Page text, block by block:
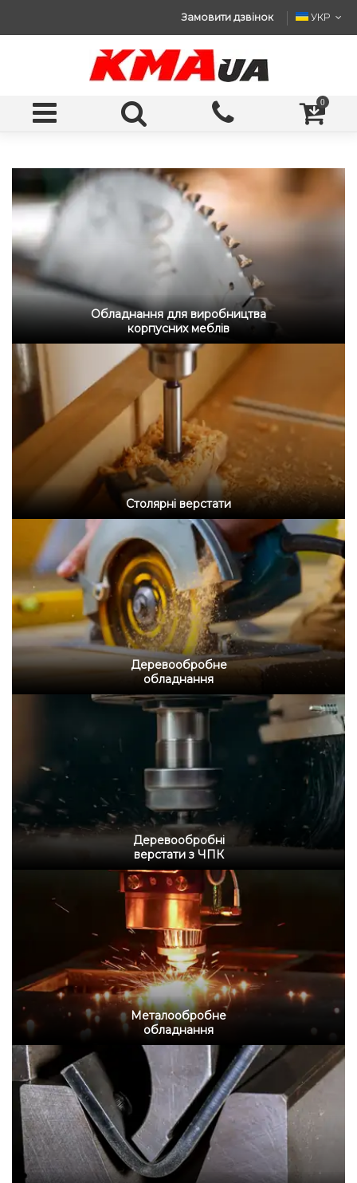
Замовити дзвінок УКР
0
Обладнання для виробництва
корпусних меблів
Столярні верстати
Деревообробне
обладнання
Деревообробні
верстати з ЧПК
Металообробне
обладнання